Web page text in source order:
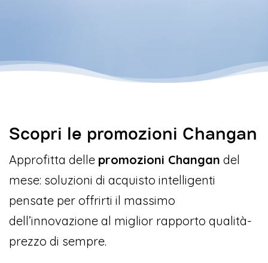
Scopri le promozioni Changan
Approfitta delle promozioni Changan del
mese: soluzioni di acquisto intelligenti
pensate per offrirti il massimo
dell’innovazione al miglior rapporto qualità-
prezzo di sempre.